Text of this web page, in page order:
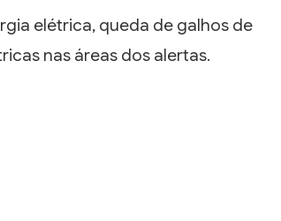
elétrica, queda de galhos de
nas áreas dos alertas.